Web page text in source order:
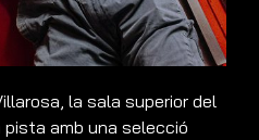
la sala superior del
pista amb una selecció